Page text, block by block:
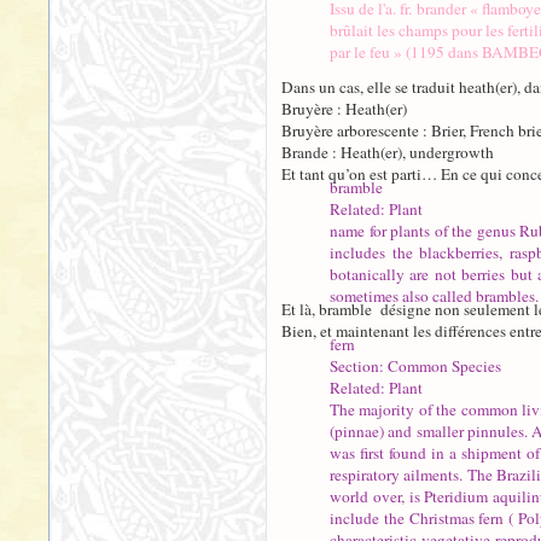
Issu de l'a. fr. brander «
brûlait les champs pour les
par le feu » (1195 dans
Dans un cas, elle se traduit heath(er),
Bruyère : Heath(er)
Bruyère arborescente : Brier, French
Brande : Heath(er), undergrowth
Et tant qu’on est parti… En ce qui
bramble
Related: Plant
name for plants of the genus
includes the blackberries,
botanically are not berries
sometimes also called
Et là, bramble désigne non seulement
Bien, et maintenant les différences
fern
Section: Common Species
Related: Plant
The majority of the common
(pinnae) and smaller pinnules.
was first found in a shipment
respiratory ailments. The
world over, is Pteridium
include the Christmas fern (